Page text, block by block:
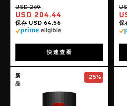
USD 204.44
快速查看
Go to theF1S™ V3
新
品
-25%